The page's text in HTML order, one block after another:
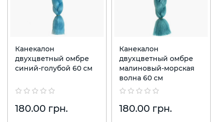
Канекалон
двухцветный омбре
синий-голубой 60 см
180.00 грн.
Канекалон
двухцветный омбре
малиновый-морская
волна 60 см
180.00 грн.